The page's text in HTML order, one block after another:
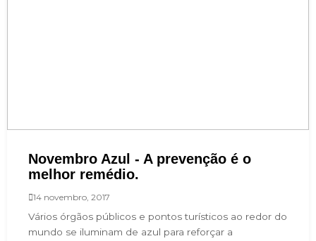
Novembro Azul - A prevenção é o
melhor remédio.
14 novembro, 2017
Vários órgãos públicos e pontos turísticos ao redor do
mundo se iluminam de azul para reforçar a